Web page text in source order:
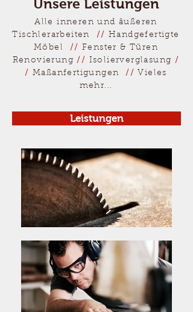
Unsere Leistungen
Alle inneren und äußeren
Tischlerarbeiten // Handgefertigte
Möbel // Fenster & Türen
Renovierung// Isolierverglasung /
/ Maßanfertigungen// Vieles
mehr...
Leistungen